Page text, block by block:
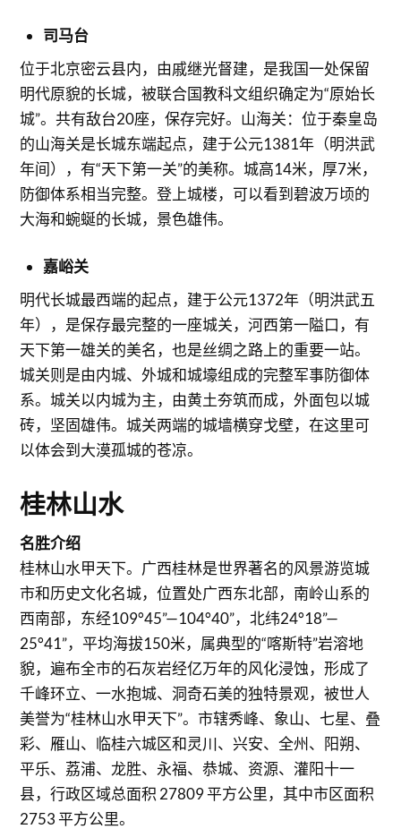
司马台
位于北京密云县内，由戚继光督建，是我国一处保留
明代原貌的长城，被联合国教科文组织确定为“原始长
城”。共有敌台20座，保存完好。山海关：位于秦皇岛
的山海关是长城东端起点，建于公元1381年（明洪武
年间），有“天下第一关”的美称。城高14米，厚7米，
防御体系相当完整。登上城楼，可以看到碧波万顷的
大海和蜿蜒的长城，景色雄伟。
嘉峪关
明代长城最西端的起点，建于公元1372年（明洪武五
年），是保存最完整的一座城关，河西第一隘口，有
天下第一雄关的美名，也是丝绸之路上的重要一站。
城关则是由内城、外城和城壕组成的完整军事防御体
系。城关以内城为主，由黄土夯筑而成，外面包以城
砖，坚固雄伟。城关两端的城墙横穿戈壁，在这里可
以体会到大漠孤城的苍凉。
桂林山水
名胜介绍
桂林山水甲天下。广西桂林是世界著名的风景游览城
市和历史文化名城，位置处广西东北部，南岭山系的
西南部，东经109°45”—104°40”，北纬24°18”—
25°41”，平均海拔150米，属典型的“喀斯特”岩溶地
貌，遍布全市的石灰岩经亿万年的风化浸蚀，形成了
千峰环立、一水抱城、洞奇石美的独特景观，被世人
美誉为“桂林山水甲天下”。市辖秀峰、象山、七星、叠
彩、雁山、临桂六城区和灵川、兴安、全州、阳朔、
平乐、荔浦、龙胜、永福、恭城、资源、灌阳十一
县，行政区域总面积 27809 平方公里，其中市区面积
2753 平方公里。